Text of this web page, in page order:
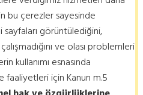
bu çerezler sayesinde
görüntülediğini,
ve olası problemleri
kullanımı esnasında
için Kanun m.5